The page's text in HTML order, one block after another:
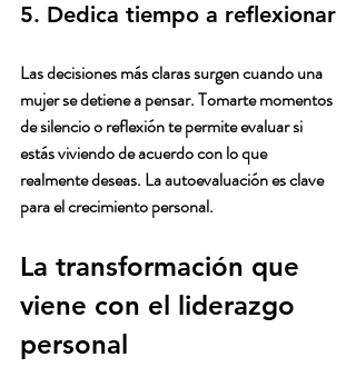
5. Dedica tiempo a reflexionar
Las decisiones más claras surgen cuando una
mujer se detiene a pensar. Tomarte momentos
de silencio o reflexión te permite evaluar si
estás viviendo de acuerdo con lo que
realmente deseas. La autoevaluación es clave
para el crecimiento personal.
La transformación que
viene con el liderazgo
personal